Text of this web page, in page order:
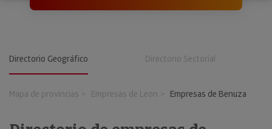
Directorio Geográfico Directorio Sectorial
Mapa de provincias Empresas de Leon Empresas de Benuza